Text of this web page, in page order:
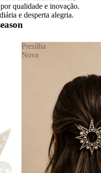
qualidade e inovação.
e desperta alegria.
Presilha
Nova